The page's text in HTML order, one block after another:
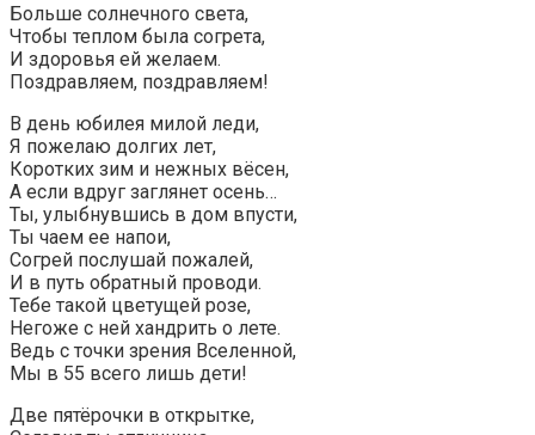
Больше солнечного света,
Чтобы теплом была согрета,
И здоровья ей желаем.
Поздравляем, поздравляем!
В день юбилея милой леди,
Я пожелаю долгих лет,
Коротких зим и нежных вёсен,
А если вдруг заглянет осень…
Ты, улыбнувшись в дом впусти,
Ты чаем ее напои,
Согрей послушай пожалей,
И в путь обратный проводи.
Тебе такой цветущей розе,
Негоже с ней хандрить о лете.
Ведь с точки зрения Вселенной,
Мы в 55 всего лишь дети!
Две пятёрочки в открытке,